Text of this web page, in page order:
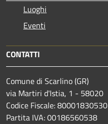
Luoghi
Eventi
CONTATTI
Comune di Scarlino (GR)
via Martiri d'Istia, 1 - 58020
Codice Fiscale: 80001830530
Partita IVA: 00186560538